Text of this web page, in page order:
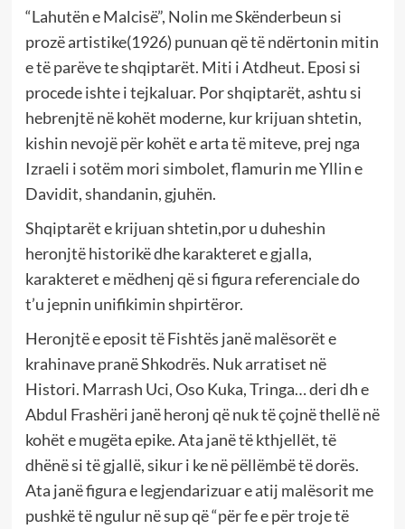
“Lahutën e Malcisë”, Nolin me Skënderbeun si
prozë artistike(1926) punuan që të ndërtonin mitin
e të parëve te shqiptarët. Miti i Atdheut. Eposi si
procede ishte i tejkaluar. Por shqiptarët, ashtu si
hebrenjtë në kohët moderne, kur krijuan shtetin,
kishin nevojë për kohët e arta të miteve, prej nga
Izraeli i sotëm mori simbolet, flamurin me Yllin e
Davidit, shandanin, gjuhën.
Shqiptarët e krijuan shtetin,por u duheshin
heronjtë historikë dhe karakteret e gjalla,
karakteret e mëdhenj që si figura referenciale do
t’u jepnin unifikimin shpirtëror.
Heronjtë e eposit të Fishtës janë malësorët e
krahinave pranë Shkodrës. Nuk arratiset në
Histori. Marrash Uci, Oso Kuka, Tringa… deri dh e
Abdul Frashëri janë heronj që nuk të çojnë thellë në
kohët e mugëta epike. Ata janë të kthjellët, të
dhënë si të gjallë, sikur i ke në pëllëmbë të dorës.
Ata janë figura e legjendarizuar e atij malësorit me
pushkë të ngulur në sup që “për fe e për troje të